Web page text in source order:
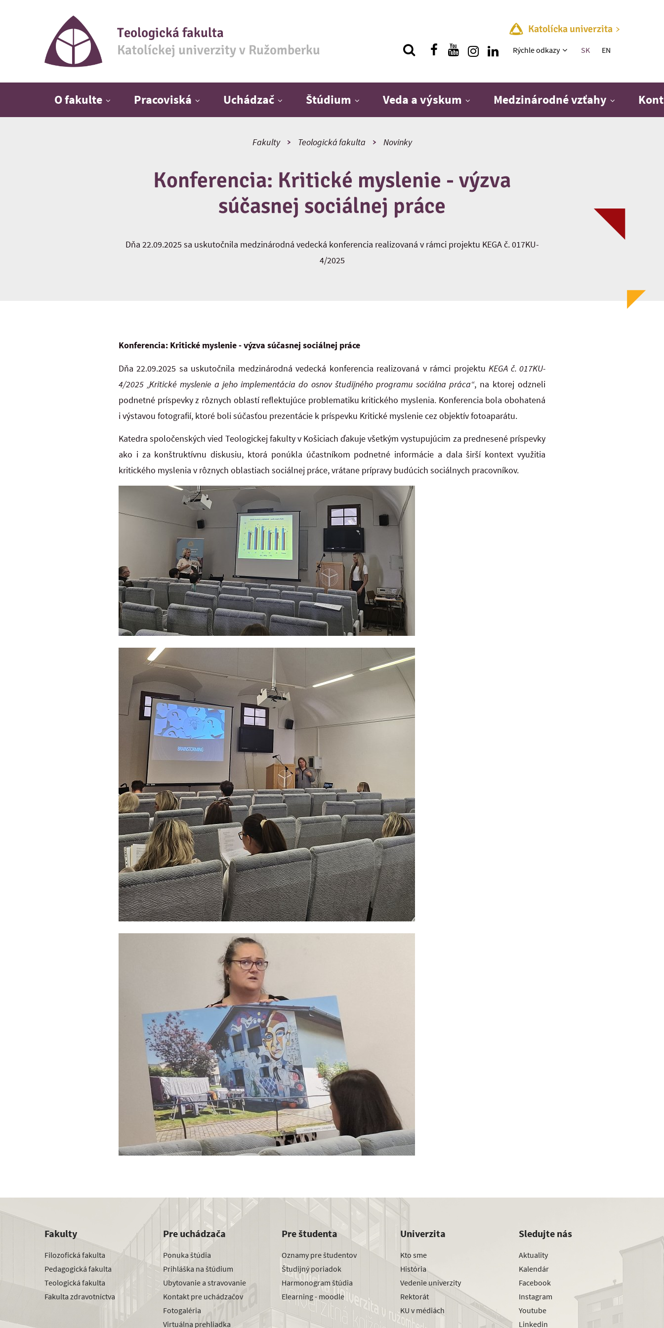
Teologická fakulta
Katolíckej univerzity v Ružomberku
Katolícka univerzita
Rýchle menu
Rýchle odkazy SK EN
O fakulte Pracoviská Uchádzač Štúdium Veda a výskum Medzinárodné vzťahy
Fakulty Teologická fakulta Novinky
Konferencia: Kritické myslenie - výzva
súčasnej sociálnej práce
Dňa 22.09.2025 sa uskutočnila medzinárodná vedecká konferencia realizovaná v rámci projektu KEGA č. 017KU-
4/2025
Konferencia: Kritické myslenie - výzva súčasnej sociálnej práce
Dňa 22.09.2025 sa uskutočnila medzinárodná vedecká konferencia realizovaná v rámci projektuKEGA č. 017KU-
4/2025 „Kritické myslenie a jeho implementácia do osnov študijného programu sociálna práca“, na ktorej odzneli
podnetné príspevky z rôznych oblastí reflektujúce problematiku kritického myslenia. Konferencia bola obohatená
i výstavou fotografií, ktoré boli súčasťou prezentácie k príspevku Kritické myslenie cez objektív fotoaparátu.
Katedra spoločenských vied Teologickej fakulty v Košiciach ďakuje všetkým vystupujúcim za prednesené príspevky
ako i za konštruktívnu diskusiu, ktorá ponúkla účastníkom podnetné informácie a dala širší kontext využitia
kritického myslenia v rôznych oblastiach sociálnej práce, vrátane prípravy budúcich sociálnych pracovníkov.
Fakulty
Filozofická fakulta
Pedagogická fakulta
Teologická fakulta
Fakulta zdravotníctva
Pre uchádzača
Ponuka štúdia
Prihláška na štúdium
Ubytovanie a stravovanie
Kontakt pre uchádzačov
Fotogaléria
Virtuálna prehliadka
Pre študenta
Oznamy pre študentov
Študijný poriadok
Harmonogram štúdia
Elearning - moodle
Univerzita
Kto sme
História
Vedenie univerzity
Rektorát
KU v médiách
Sledujte nás
Aktuality
Kalendár
Facebook
Instagram
Youtube
Linkedin